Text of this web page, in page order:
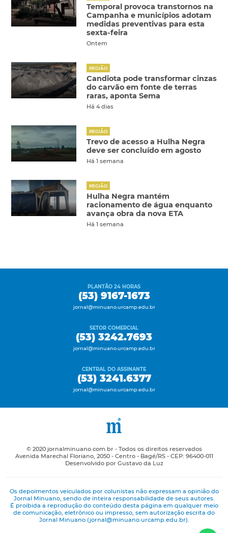
Temporal provoca transtornos na
Campanha e municípios adotam
medidas preventivas para esta
sexta-feira
Ontem
REGIÃO
Candiota pode transformar cinzas
do carvão em fonte de terras
raras, aponta Sema
Há 4 dias
REGIÃO
Trevo de acesso a Hulha Negra
deve ser concluído em agosto
Há 1 semana
REGIÃO
Hulha Negra mantém
racionamento de água enquanto
avança obra da nova ETA
Há 1 semana
PLANTÃO 24 HORAS
(53) 9167-1673
jornal@minuano.urcamp.edu.br
SETOR COMERCIAL
(53) 3242.7693
jornal@minuano.urcamp.edu.br
CENTRAL DO ASSINANTE
(53) 3241.6377
jornal@minuano.urcamp.edu.br
© 2020 jornalminuano.com.br - Todos os direitos reservados
Avenida Marechal Floriano, 2050 - Centro - Bagé/RS - CEP: 96400-011
Desenvolvido por Gustavo da Luz
Os depoimentos veiculados por colunistas não expressam a opinião do
Jornal Minuano, sendo de inteira responsabilidade de seus autores.
É proibida a reprodução do conteúdo desta página em qualquer meio
de comunicação, eletrônico ou impresso, sem autorização escrita do
Jornal Minuano (jornal@minuano.urcamp.edu.br).